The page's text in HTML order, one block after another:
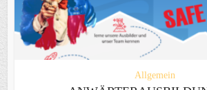
Allgemein